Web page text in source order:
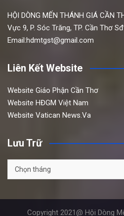
HỘI DÒNG MẾN THÁNH GIÁ CẦN
Vực 9, P. Sóc Trăng, TP. Cần Thơ
Email:hdmtgst@gmail.com
Liên Kết Website
Website Giáo Phận Cần Thơ
Website HĐGM Việt Nam
Website Vatican News.Va
Lưu Trữ
Lưu
Trữ
Copyright 2021@ Hội Dòng